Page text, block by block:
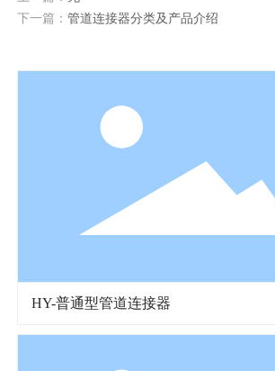
下一篇：管道连接器分类及产品介绍
HY-普通型管道连接器